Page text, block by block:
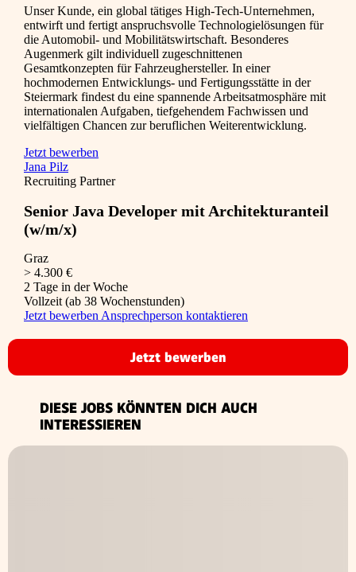
Unser Kunde, ein global tätiges High-Tech-Unternehmen,
entwirft und fertigt anspruchsvolle Technologielösungen für
die Automobil- und Mobilitätswirtschaft. Besonderes
Augenmerk gilt individuell zugeschnittenen
Gesamtkonzepten für Fahrzeughersteller. In einer
hochmodernen Entwicklungs- und Fertigungsstätte in der
Steiermark findest du eine spannende Arbeitsatmosphäre mit
internationalen Aufgaben, tiefgehendem Fachwissen und
vielfältigen Chancen zur beruflichen Weiterentwicklung.
Jetzt bewerben
Jana Pilz
Recruiting Partner
Senior Java Developer mit Architekturanteil
(w/m/x)
Graz
> 4.300 €
2 Tage in der Woche
Vollzeit (ab 38 Wochenstunden)
Jetzt bewerbenAnsprechperson kontaktieren
Jetzt bewerben
DIESE JOBS KÖNNTEN DICH AUCH
INTERESSIEREN